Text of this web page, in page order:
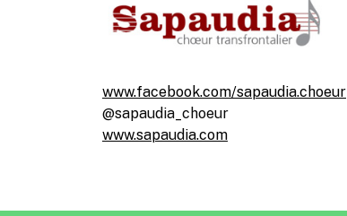
www.facebook.com/sapaudia.choeur
@sapaudia_choeur
www.sapaudia.com